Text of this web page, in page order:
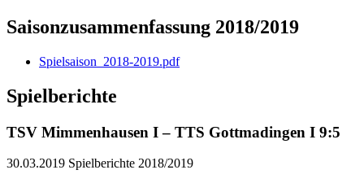
Saisonzusammenfassung 2018/2019
Spielsaison_2018-2019.pdf
Spielberichte
TSV Mimmenhausen I – TTS Gottmadingen I 9:5
30.03.2019 Spielberichte 2018/2019